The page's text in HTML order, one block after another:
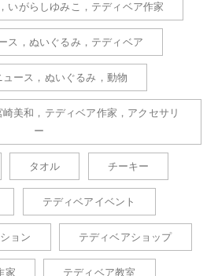
いがらしゆみこ，テディベア作家
ス，ぬいぐるみ，テディベア
ュース，ぬいぐるみ，動物
美和，テディベア作家，アクセサリ
ー
タオル チーキー
テディベアイベント
ョン テディベアショップ
家 テディベア教室